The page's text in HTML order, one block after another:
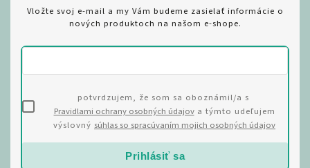
Vložte svoj e-mail a my Vám budeme zasielať informácie o
nových produktoch na našom e-shope.
potvrdzujem, že som sa oboznámil/a s
Pravidlami ochrany osobných údajova týmto udeľujem
výslovný súhlas so spracúvaním mojich osobných údajov
Prihlásiť sa